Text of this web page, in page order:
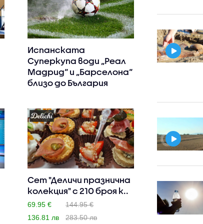
Испанската
Суперкупа води „Реал
Мадрид“ и „Барселона“
близо до България
Сет "Деличи празнична
колекция" с 210 броя к..
69.95 €
144.95 €
136.81 лв
283.50 лв